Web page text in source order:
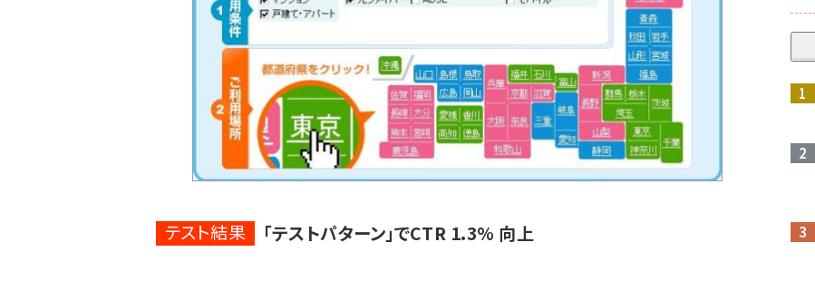
テスト結果 「テストパターン」でCTR 1.3% 向上